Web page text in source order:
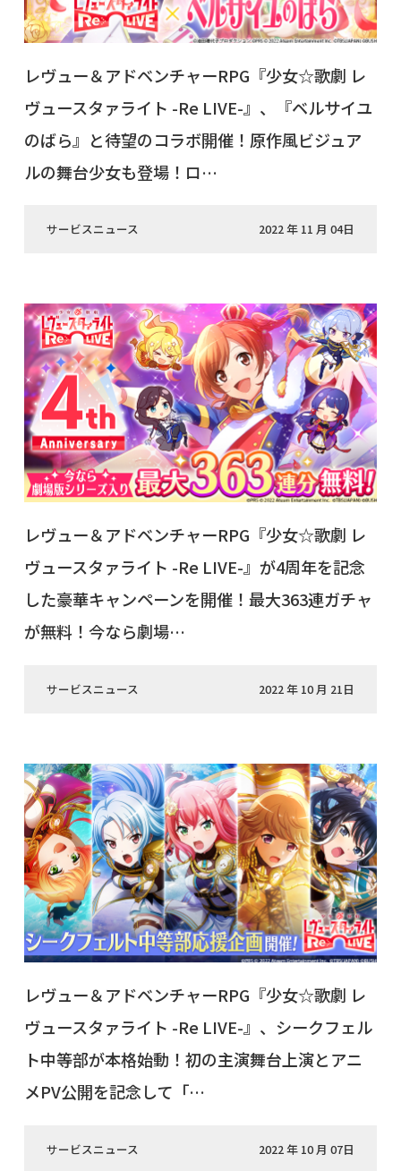
レヴュー＆アドベンチャーRPG『少女☆歌劇 レ
ヴュースタァライト -Re LIVE-』、『ベルサイユ
のばら』と待望のコラボ開催！原作風ビジュア
ルの舞台少女も登場！ロ…
サービスニュース 2022 年 11 月 04日
レヴュー＆アドベンチャーRPG『少女☆歌劇 レ
ヴュースタァライト -Re LIVE-』が4周年を記念
した豪華キャンペーンを開催！最大363連ガチャ
が無料！今なら劇場…
サービスニュース 2022 年 10 月 21日
レヴュー＆アドベンチャーRPG『少女☆歌劇 レ
ヴュースタァライト -Re LIVE-』、シークフェル
ト中等部が本格始動！初の主演舞台上演とアニ
メPV公開を記念して「…
サービスニュース 2022 年 10 月 07日